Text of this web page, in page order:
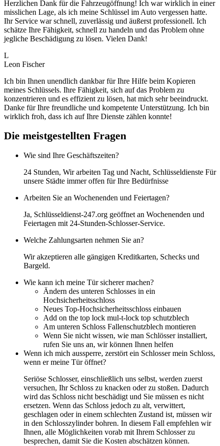
Herzlichen Dank für die Fahrzeugöffnung! Ich war wirklich in einer
misslichen Lage, als ich meine Schlüssel im Auto vergessen hatte.
Ihr Service war schnell, zuverlässig und äußerst professionell. Ich
schätze Ihre Fähigkeit, schnell zu handeln und das Problem ohne
jegliche Beschädigung zu lösen. Vielen Dank!
L
Leon Fischer
Ich bin Ihnen unendlich dankbar für Ihre Hilfe beim Kopieren
meines Schlüssels. Ihre Fähigkeit, sich auf das Problem zu
konzentrieren und es effizient zu lösen, hat mich sehr beeindruckt.
Danke für Ihre freundliche und kompetente Unterstützung. Ich bin
wirklich froh, dass ich auf Ihre Dienste zählen konnte!
Die meistgestellten Fragen
Wie sind Ihre Geschäftszeiten?
24 Stunden, Wir arbeiten Tag und Nacht, Schlüsseldienste Für
unsere Städte immer offen für Ihre Bedürfnisse
Arbeiten Sie an Wochenenden und Feiertagen?
Ja, Schlüsseldienst-247.org geöffnet an Wochenenden und
Feiertagen mit 24-Stunden-Schlosser-Service.
Welche Zahlungsarten nehmen Sie an?
Wir akzeptieren alle gängigen Kreditkarten, Schecks und
Bargeld.
Wie kann ich meine Tür sicherer machen?
Ändern des unteren Schlosses in ein
Hochsicherheitsschloss
Neues Top-Hochsicherheitsschloss einbauen
Add on the top lock mul-t-lock top schutzblech
Am unteren Schloss Fallenschutzblech montieren
Wenn Sie nicht wissen, wie man Schlösser installiert,
rufen Sie uns an, wir können Ihnen helfen
Wenn ich mich aussperre, zerstört ein Schlosser mein Schloss,
wenn er meine Tür öffnet?
Seriöse Schlosser, einschließlich uns selbst, werden zuerst
versuchen, Ihr Schloss zu knacken oder zu stoßen. Dadurch
wird das Schloss nicht beschädigt und Sie müssen es nicht
ersetzen. Wenn das Schloss jedoch zu alt, verwittert,
geschlagen oder in einem schlechten Zustand ist, müssen wir
in den Schlosszylinder bohren. In diesem Fall empfehlen wir
Ihnen, alle Möglichkeiten vorab mit Ihrem Schlosser zu
besprechen, damit Sie die Kosten abschätzen können.